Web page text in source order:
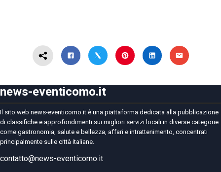
news-eventicomo.it
Il sito web news-eventicomo.it è una piattaforma dedicata alla pubblicazione
di classifiche e approfondimenti sui migliori servizi locali in diverse categorie
come gastronomia, salute e bellezza, affari e intrattenimento, concentrati
principalmente sulle città italiane.
contatto@news-eventicomo.it